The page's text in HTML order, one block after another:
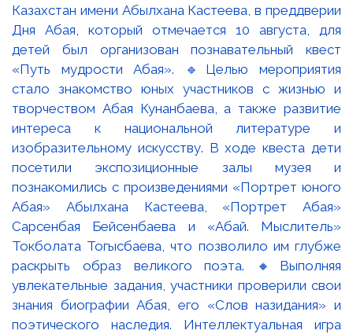
Казахстан имени Абылхана Кастеева, в преддверии
Дня Абая, который отмечается 10 августа, для
детей был организован познавательный квест
«Путь мудрости Абая». 🔹Целью мероприятия
стало знакомство юных участников с жизнью и
творчеством Абая Кунанбаева, а также развитие
интереса к национальной литературе и
изобразительному искусству. В ходе квеста дети
посетили экспозиционные залы музея и
познакомились с произведениями «Портрет юного
Абая» Абылхана Кастеева, «Портрет Абая»
Сарсенбая Бейсенбаева и «Абай. Мыслитель»
Токболата Тогысбаева, что позволило им глубже
раскрыть образ великого поэта. 🔸Выполняя
увлекательные задания, участники проверили свои
знания биографии Абая, его «Слов назидания» и
поэтического наследия. Интеллектуальная игра